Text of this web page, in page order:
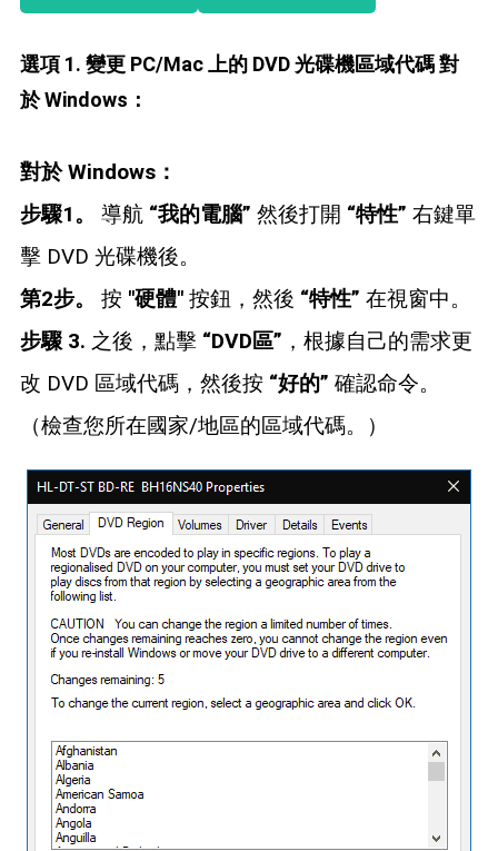
選項 1. 變更 PC/Mac 上的 DVD 光碟機區域代碼 對
於 Windows：
對於 Windows：
步驟1。 導航 “我的電腦” 然後打開 “特性” 右鍵單
擊 DVD 光碟機後。
第2步。 按 "硬體"按鈕，然後 “特性” 在視窗中。
步驟 3. 之後，點擊 “DVD區” ，根據自己的需求更
改 DVD 區域代碼，然後按 “好的” 確認命令。
（檢查您所在國家/地區的區域代碼。）